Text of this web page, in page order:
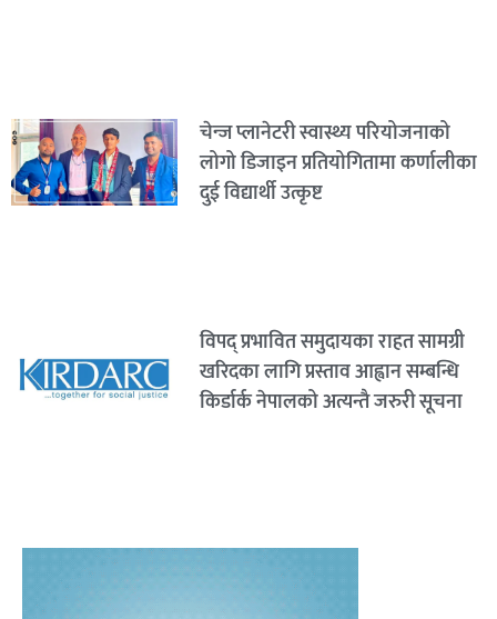
चेन्ज प्लानेटरी स्वास्थ्य परियोजनाको
लोगो डिजाइन प्रतियोगितामा कर्णालीका
दुई विद्यार्थी उत्कृष्ट
विपद् प्रभावित समुदायका राहत सामग्री
खरिदका लागि प्रस्ताव आह्वान सम्बन्धि
किर्डार्क नेपालको अत्यन्तै जरुरी सूचना